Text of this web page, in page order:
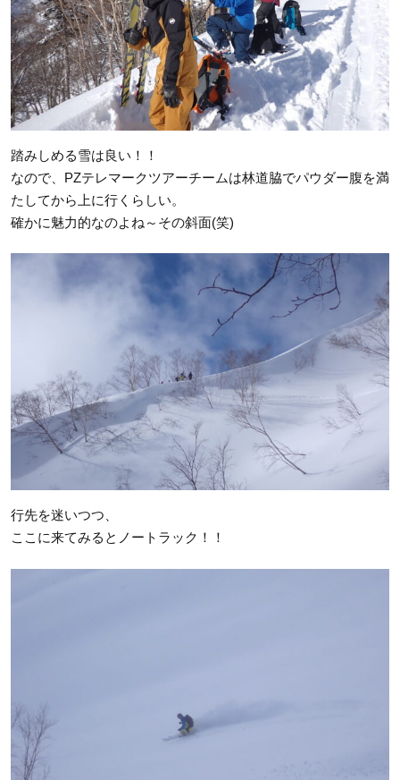
踏みしめる雪は良い！！
なので、PZテレマークツアーチームは林道脇でパウダー腹を満
たしてから上に行くらしい。
確かに魅力的なのよね～その斜面(笑)
行先を迷いつつ、
ここに来てみるとノートラック！！